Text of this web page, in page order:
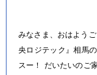
みなさま、おはよう
央ロジテック』相馬
スー！ だいたいのご